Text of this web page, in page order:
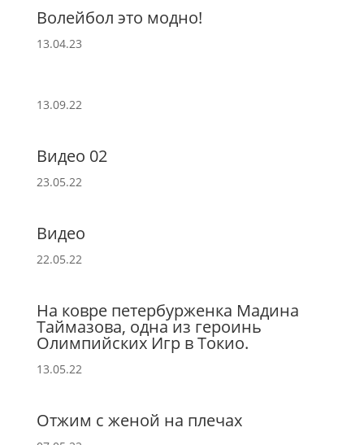
Волейбол это модно!
13.04.23
13.09.22
Видео 02
23.05.22
Видео
22.05.22
На ковре петербурженка Мадина
Таймазова, одна из героинь
Олимпийских Игр в Токио.
13.05.22
Отжим с женой на плечах